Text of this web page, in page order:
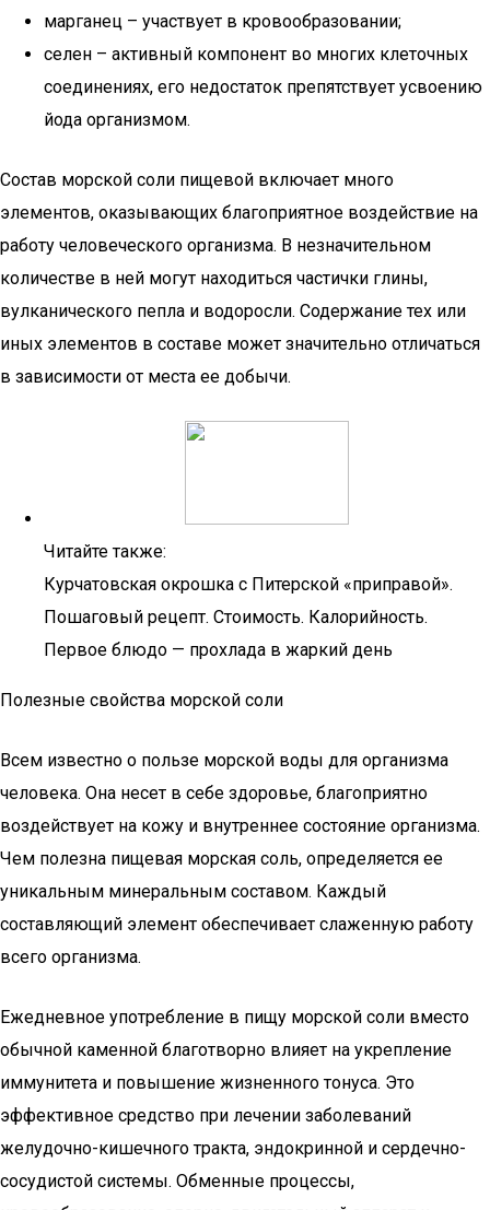
марганец – участвует в кровообразовании;
селен – активный компонент во многих клеточных
соединениях, его недостаток препятствует усвоению
йода организмом.
Состав морской соли пищевой включает много
элементов, оказывающих благоприятное воздействие на
работу человеческого организма. В незначительном
количестве в ней могут находиться частички глины,
вулканического пепла и водоросли. Содержание тех или
иных элементов в составе может значительно отличаться
в зависимости от места ее добычи.
Читайте также:
Курчатовская окрошка с Питерской «приправой».
Пошаговый рецепт. Стоимость. Калорийность.
Первое блюдо — прохлада в жаркий день
Полезные свойства морской соли
Всем известно о пользе морской воды для организма
человека. Она несет в себе здоровье, благоприятно
воздействует на кожу и внутреннее состояние организма.
Чем полезна пищевая морская соль, определяется ее
уникальным минеральным составом. Каждый
составляющий элемент обеспечивает слаженную работу
всего организма.
Ежедневное употребление в пищу морской соли вместо
обычной каменной благотворно влияет на укрепление
иммунитета и повышение жизненного тонуса. Это
эффективное средство при лечении заболеваний
желудочно-кишечного тракта, эндокринной и сердечно-
сосудистой системы. Обменные процессы,